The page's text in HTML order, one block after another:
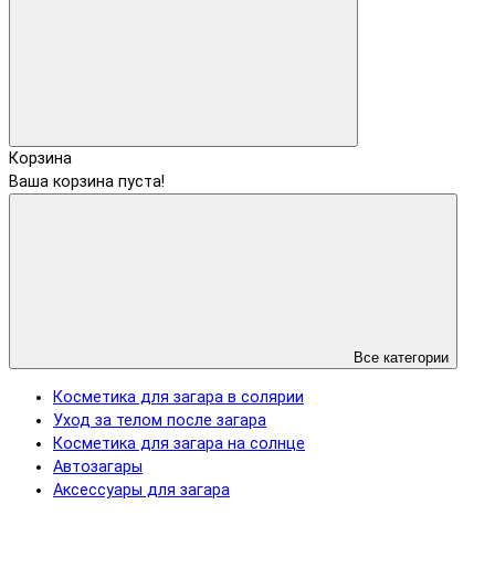
Корзина
Ваша корзина пуста!
Все категории
Косметика для загара в солярии
Уход за телом после загара
Косметика для загара на солнце
Автозагары
Аксессуары для загара